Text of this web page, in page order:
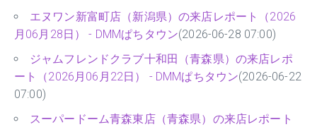
エヌワン新富町店（新潟県）の来店レポート（2026
月06月28日） - DMMぱちタウン(2026-06-28 07:00)
ジャムフレンドクラブ十和田（青森県）の来店レポ
ート（2026月06月22日） - DMMぱちタウン(2026-06-22
07:00)
スーパードーム青森東店（青森県）の来店レポート